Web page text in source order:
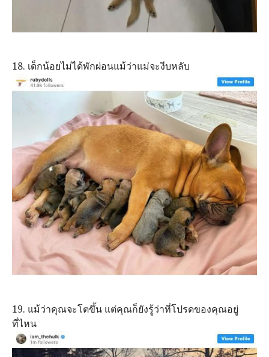
18. เด็กน้อยไม่ได้พักผ่อนแม้ว่าแม่จะงีบหลับ
19. แม้ว่าคุณจะโตขึ้น แต่คุณก็ยังรู้ว่าที่โปรดของคุณอยู่
ที่ไหน